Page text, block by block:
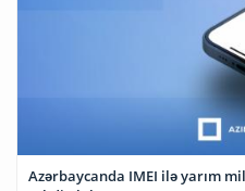
Azərbaycanda IMEI ilə yarım